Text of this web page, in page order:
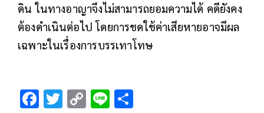
ดิน ในทางอาญาจึงไม่สามารถยอมความได้ คดียังคง
ต้องดำเนินต่อไป โดยการชดใช้ค่าเสียหายอาจมีผล
เฉพาะในเรื่องการบรรเทาโทษ
F T C Li